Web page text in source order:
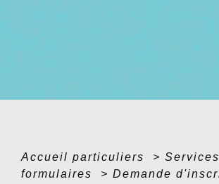
Accueil particuliers >
formulaires
> Demande